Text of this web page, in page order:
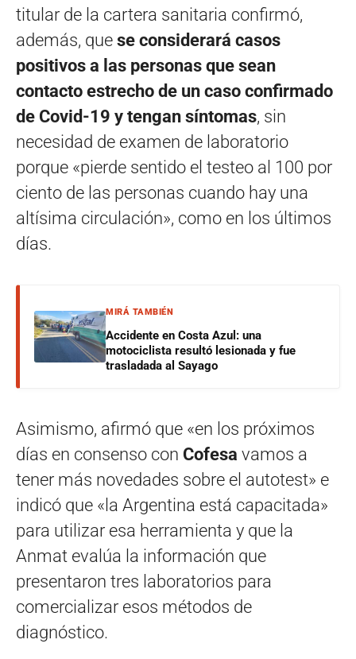
titular de la cartera sanitaria confirmó,
además, que se considerará casos
positivos a las personas que sean
contacto estrecho de un caso confirmado
de Covid-19 y tengan síntomas, sin
necesidad de examen de laboratorio
porque «pierde sentido el testeo al 100 por
ciento de las personas cuando hay una
altísima circulación», como en los últimos
días.
MIRÁ TAMBIÉN
Accidente en Costa Azul: una
motociclista resultó lesionada y fue
trasladada al Sayago
Asimismo, afirmó que «en los próximos
días en consenso con Cofesa vamos a
tener más novedades sobre el autotest» e
indicó que «la Argentina está capacitada»
para utilizar esa herramienta y que la
Anmat evalúa la información que
presentaron tres laboratorios para
comercializar esos métodos de
diagnóstico.